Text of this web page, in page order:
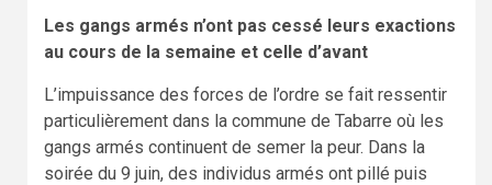
Les gangs armés n’ont pas cessé leurs exactions
au cours de la semaine et celle d’avant
L’impuissance des forces de l’ordre se fait ressentir
particulièrement dans la commune de Tabarre où les
gangs armés continuent de semer la peur. Dans la
soirée du 9 juin, des individus armés ont pillé puis